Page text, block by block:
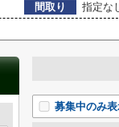
間取り
指定な
募集中のみ